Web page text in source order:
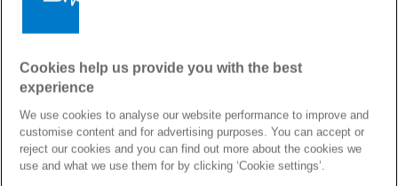
مساعدة العملاء على رقم:
الهاتف (خارج مصر): ‎+2 (02) 2400 3600 أو
الهاتف (داخل مصر): 16816
أو يمكنك مراسلتنا على البريد الإلكتروني:
Cookies help us provide you with the best
experience
We use cookies to analyse our website performance to improve and
customise content and for advertising purposes. You can accept or
reject our cookies and you can find out more about the cookies we
use and what we use them for by clicking ‘Cookie settings’.